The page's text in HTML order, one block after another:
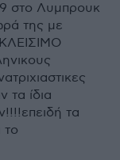
στο Λυμπρουκ
της με
τα ίδια
τα
το